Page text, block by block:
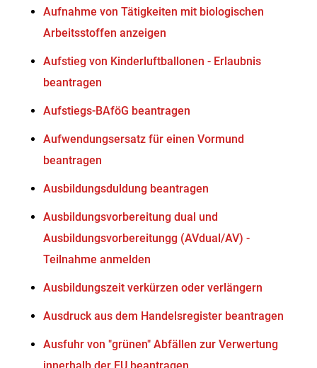
Aufnahme von Tätigkeiten mit biologischen
Arbeitsstoffen anzeigen
Aufstieg von Kinderluftballonen - Erlaubnis
beantragen
Aufstiegs-BAföG beantragen
Aufwendungsersatz für einen Vormund
beantragen
Ausbildungsduldung beantragen
Ausbildungsvorbereitung dual und
Ausbildungsvorbereitungg (AVdual/AV) -
Teilnahme anmelden
Ausbildungszeit verkürzen oder verlängern
Ausdruck aus dem Handelsregister beantragen
Ausfuhr von "grünen" Abfällen zur Verwertung